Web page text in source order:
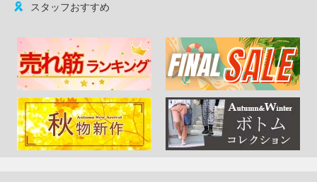
スタッフおすすめ